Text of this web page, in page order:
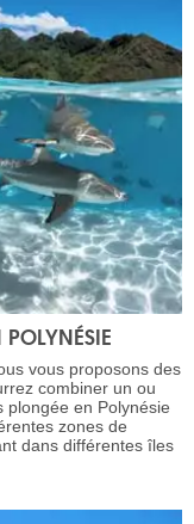
vous proposons des
combiner un ou
plongée en Polynésie
zones de
dans différentes îles